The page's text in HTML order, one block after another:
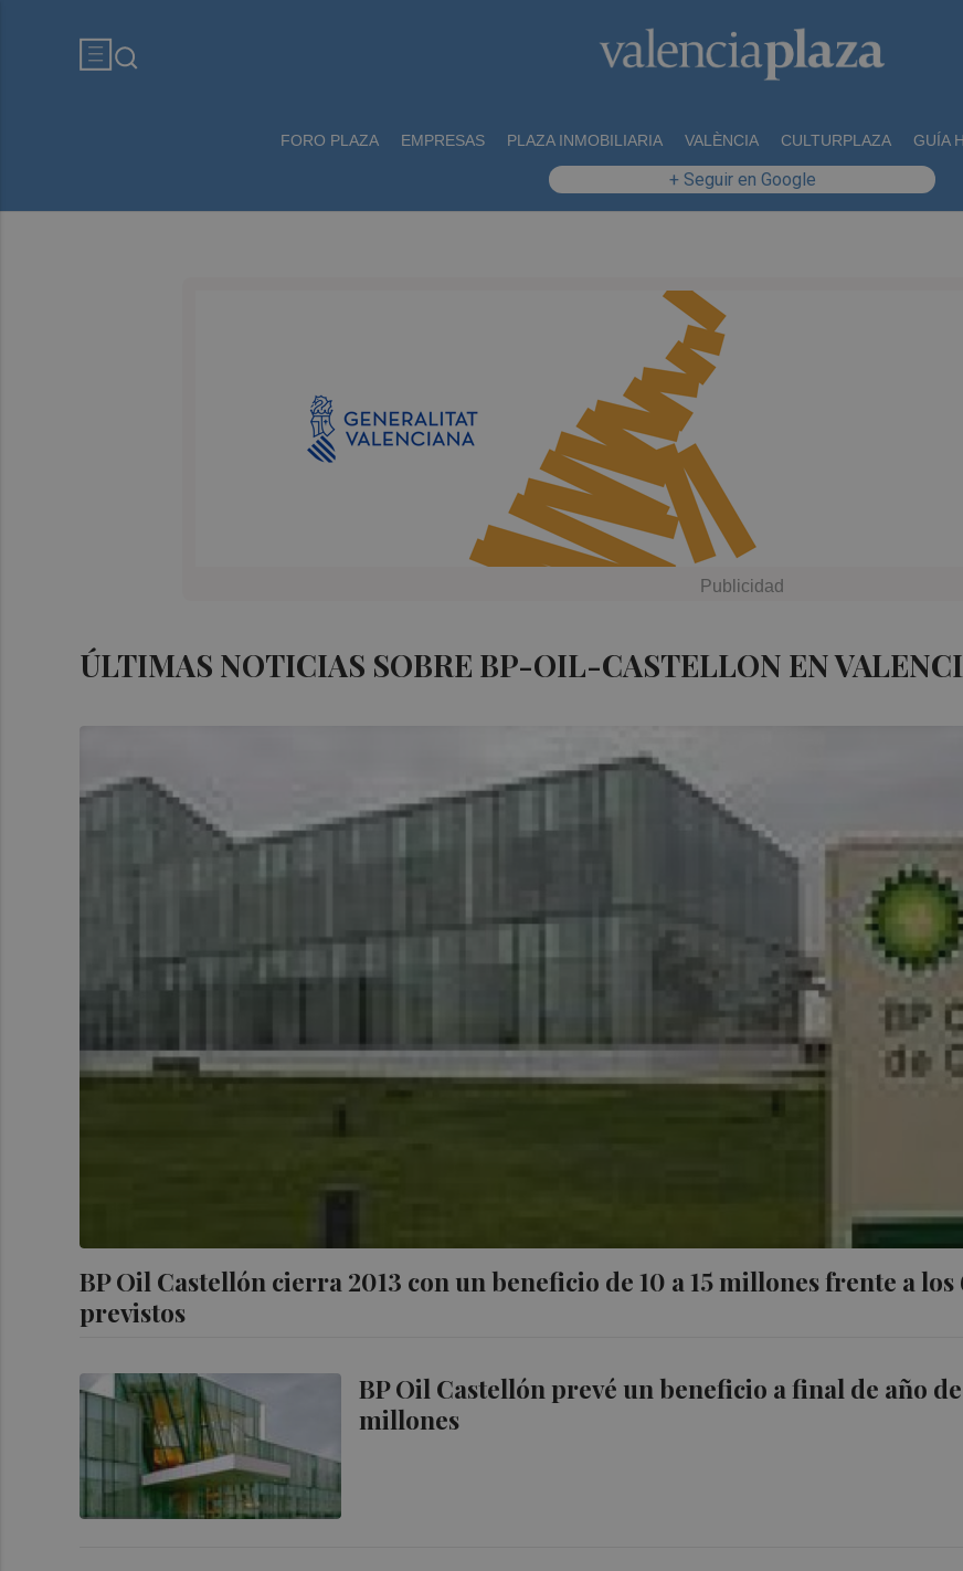
FORO PLAZA EMPRESAS PLAZA INMOBILIARIA VALÈNCIA CULTURPLAZA GUÍA
+ Seguir en Google
ÚLTIMAS NOTICIAS SOBRE BP-OIL-CASTELLON EN
BP Oil Castellón cierra 2013 con un beneficio de 10 a 15 millones frente a los
previstos
BP Oil Castellón prevé un beneficio a final de año
millones